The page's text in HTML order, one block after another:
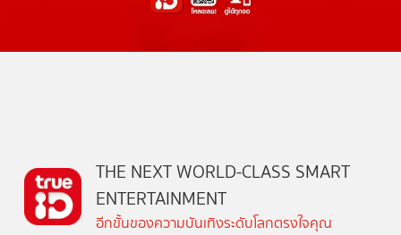
THE NEXT WORLD-CLASS SMART
ENTERTAINMENT
อีกขั้นของความบันเทิงระดับโลกตรงใจคุณ